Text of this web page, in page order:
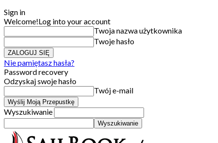
Sign in
Welcome!Log into your account
Twoja nazwa użytkownika
Twoje hasło
Nie pamiętasz hasła?
Password recovery
Odzyskaj swoje hasło
Twój e-mail
Wyszukiwanie